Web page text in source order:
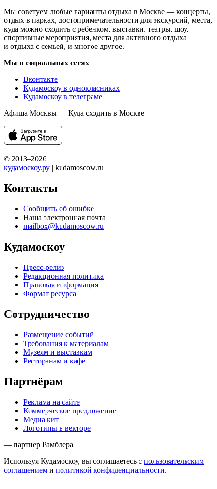
Мы советуем любые варианты отдыха в Москве — концерты,
отдых в парках, достопримечательности для экскурсий, места,
куда можно сходить с ребенком, выставки, театры, шоу,
спортивные мероприятия, места для активного отдыха
и отдыха с семьей, и многое другое.
Мы в социальных сетях
Вконтакте
Кудамоскоу в однокласниках
Кудамоскоу в телеграме
Афиша Москвы — Куда сходить в Москве
© 2013–2026
кудамоскоу.ру | kudamoscow.ru
Контакты
Сообщить об ошибке
Наша электронная почта
mailbox@kudamoscow.ru
Кудамоскоу
Пресс-релиз
Редакционная политика
Правовая информация
Формат ресурса
Сотрудничество
Размещение событий
Требования к материалам
Музеям и выставкам
Ресторанам и кафе
Партнёрам
Реклама на сайте
Коммерческое предложение
Медиа кит
Логотипы в векторе
— партнер Рамблера
Используя Кудамоскоу, вы соглашаетесь с пользовательским
соглашением и политикой конфиденциальности.